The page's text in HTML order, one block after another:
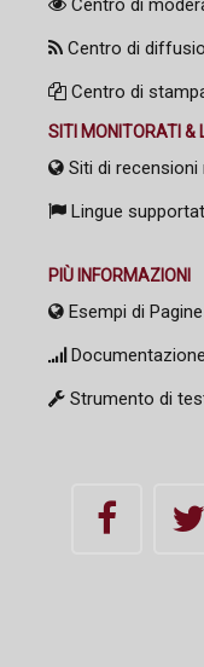
Centro di
Centro di
SITI MONITORATI &
Siti di
Lingue
PIÙ INFORMAZIONI
Esempi di
Strumento di